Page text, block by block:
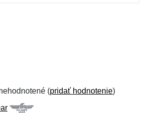
(pridať hodnotenie)